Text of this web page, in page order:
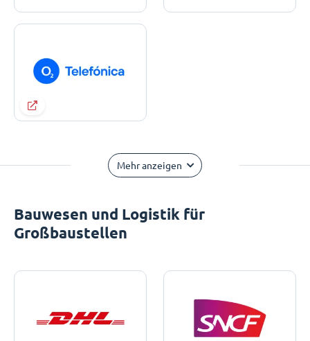
Mehr anzeigen
Bauwesen und Logistik für
Großbaustellen